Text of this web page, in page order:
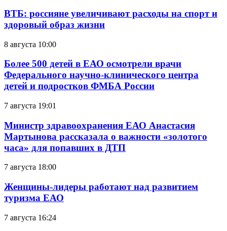
ВТБ: россияне увеличивают расходы на спорт и
здоровый образ жизни
8 августа 10:00
Более 500 детей в ЕАО осмотрели врачи
Федерального научно-клинического центра
детей и подростков ФМБА России
7 августа 19:01
Министр здравоохранения ЕАО Анастасия
Мартынова рассказала о важности «золотого
часа» для попавших в ДТП
7 августа 18:00
Женщины-лидеры работают над развитием
туризма ЕАО
7 августа 16:24